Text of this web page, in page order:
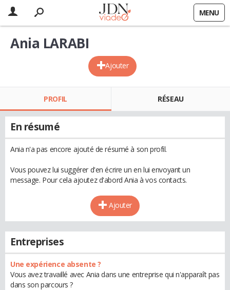
MENU
Ajouter
Ania LARABI
PROFIL RÉSEAU
En résumé
Ania n'a pas encore ajouté de résumé à son profil.
Vous pouvez lui suggérer d'en écrire un en lui envoyant un
message. Pour cela ajoutez d'abord Ania à vos contacts.
Ajouter
Entreprises
Une expérience absente ?
Vous avez travaillé avec Ania dans une entreprise qui n'apparaît pas
dans son parcours ?